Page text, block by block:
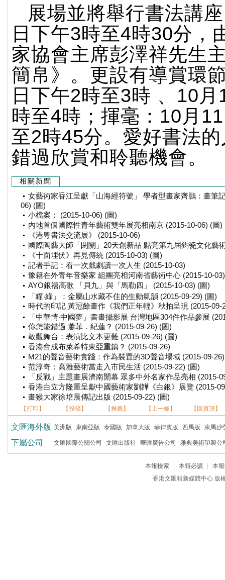
展場並將舉行書法講
日下午3時至4時30分，
家協會主席彭澤祥先生
簡帛》。更設有導賞環
日下午2時至3時 、10
時至4時；揮毫：10月
至2時45分。愛好書法
錯過欣賞和聆聽機會。
相關新聞
女藝術家香江呈獻「山海經符號」 學者型畫家齊鵬：畫筆
06) (圖)
小檔案： (2015-10-06) (圖)
內地首個國際性青年藝術雙年展亮相南京 (2015-10-06) (圖)
《港粵書法交流展》 (2015-10-06)
國際陶藝大師「閉關」20天創新品 點亮第九屆鈞瓷文化藝
《十面埋伏》再見傳統 (2015-10-03) (圖)
記者手記：看一次戲劇讀一次人生 (2015-10-03)
豫籍在外青年音樂家 組團亮相河南省藝術中心 (2015-10-
AYO銀禧高歌 「貝九」與「馬勒四」 (2015-10-03) (圖)
「瞳‧綠」：金屬山水藏不住的生動氣韻 (2015-09-29) (圖)
時代的印記 黃冠餘畫作《我們正年輕》秋拍呈現 (2015-09-
「中華情‧中國夢」書畫攝影展 台灣地區304件作品參展
你怎能錯過 蕭菲．紀蓮？ (2015-09-26) (圖)
敢觀舞台：表演比文本更難 (2015-09-26) (圖)
香港會成布萊希特東亞重鎮？ (2015-09-26)
M21的聲音藝術實踐：作為裝置的3D聲音場域 (2015-09-
范淳奇：高雅藝術當走入市民生活 (2015-09-22) (圖)
「反戰」主題畫展濟南開幕 眾多中外名家作品亮相 (2015-
香港白立方隆重呈獻中國藝術家劉韡《白銀》展覽 (2015-
畫猴大家徐培晨傳記出版 (2015-09-22) (圖)
【打印】 【投稿】 【推薦】 【上一條】 【回頁頂】
文匯海外版 美洲版 東南亞版 泰國版 加拿大版 菲律賓版 西馬版 東馬沙
下屬公司 文匯國際公關公司 文匯出版社 華匯廣告公司 雅典美術印製公
本報檢索 本報必讀
本
香港文匯報新媒體中心 版